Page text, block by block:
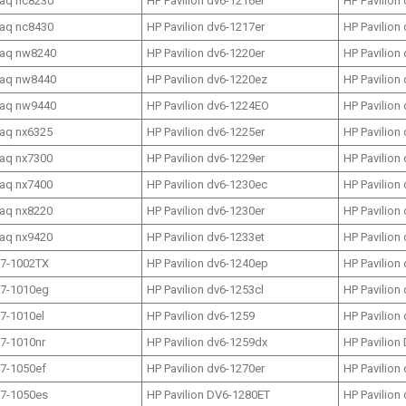
nc8430
HP Pavilion dv6-1217er
HP Pavilion
nw8240
HP Pavilion dv6-1220er
HP Pavilion
nw8440
HP Pavilion dv6-1220ez
HP Pavilion
nw9440
HP Pavilion dv6-1224EO
HP Pavilion
nx6325
HP Pavilion dv6-1225er
HP Pavilion
nx7300
HP Pavilion dv6-1229er
HP Pavilion
nx7400
HP Pavilion dv6-1230ec
HP Pavilion
nx8220
HP Pavilion dv6-1230er
HP Pavilion
nx9420
HP Pavilion dv6-1233et
HP Pavilion
1002TX
HP Pavilion dv6-1240ep
HP Pavilion
1010eg
HP Pavilion dv6-1253cl
HP Pavilion
1010el
HP Pavilion dv6-1259
HP Pavilion
1010nr
HP Pavilion dv6-1259dx
HP Pavilion
1050ef
HP Pavilion dv6-1270er
HP Pavilion
1050es
HP Pavilion DV6-1280ET HP Pavilion